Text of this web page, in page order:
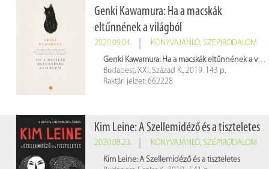
Genki Kawamura: Ha a macskák
eltűnnének a világból
2020.09.04. KÖNYVAJÁNLÓ, SZÉPIRODALOM
Genki Kawamura: Ha a macskák eltűnnének a világból
Budapest, XXI. Század K., 2019. 143 p.
Raktári jelzet: 662228
Kim Leine: A Szellemidéző és a tiszteletes
2020.08.23. KÖNYVAJÁNLÓ, SZÉPIRODALOM
Kim Leine: A Szellemidéző és a tiszteletes